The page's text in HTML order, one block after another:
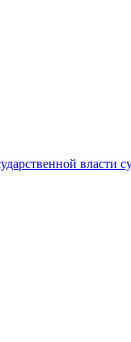
власти